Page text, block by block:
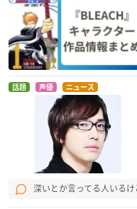
話題 声優 ニュース
深いとか言ってる人いるけ